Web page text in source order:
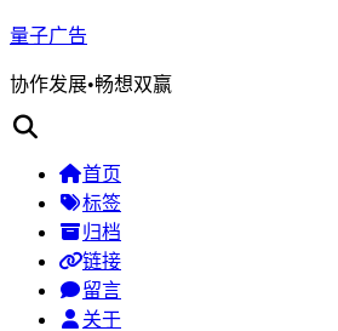
量子广告
协作发展•畅想双赢
首页
标签
归档
链接
留言
关于